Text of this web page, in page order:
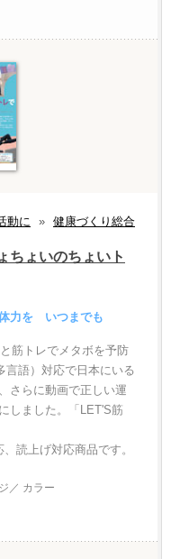
動に » 健康づくり総合
ちょいのちょいト
力を いつまでも
筋トレでメタボを予防
言語）対応で日本にいる
さらに動画で正しい運
しました。「LET'S筋
読上げ対応商品です。
／ カラー